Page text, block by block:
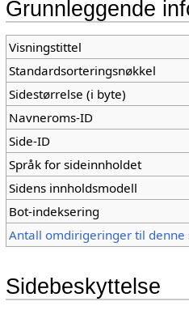
Grunnleggende
Visningstittel
Standardsorteringsnøkkel
Sidestørrelse (i byte)
Navneroms-ID
Side-ID
Språk for sideinnholdet
Sidens innholdsmodell
Bot-indeksering
Antall omdirigeringer til denne
Sidebeskyttelse